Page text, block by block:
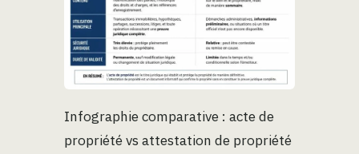
Infographie comparative : acte de
propriété vs attestation de propriété